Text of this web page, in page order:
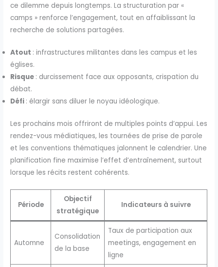
ce dilemme depuis longtemps. La structuration par «
camps » renforce l’engagement, tout en affaiblissant la
recherche de solutions partagées.
Atout : infrastructures militantes dans les campus et les
églises.
Risque : durcissement face aux opposants, crispation du
débat.
Défi : élargir sans diluer le noyau idéologique.
Les prochains mois offriront de multiples points d’appui. Les
rendez-vous médiatiques, les tournées de prise de parole
et les conventions thématiques jalonnent le calendrier. Une
planification fine maximise l’effet d’entraînement, surtout
lorsque les récits restent cohérents.
Période
Objectif
stratégique
Indicateurs à suivre
Automne
Consolidation
de la base
Taux de participation aux
meetings, engagement en
ligne